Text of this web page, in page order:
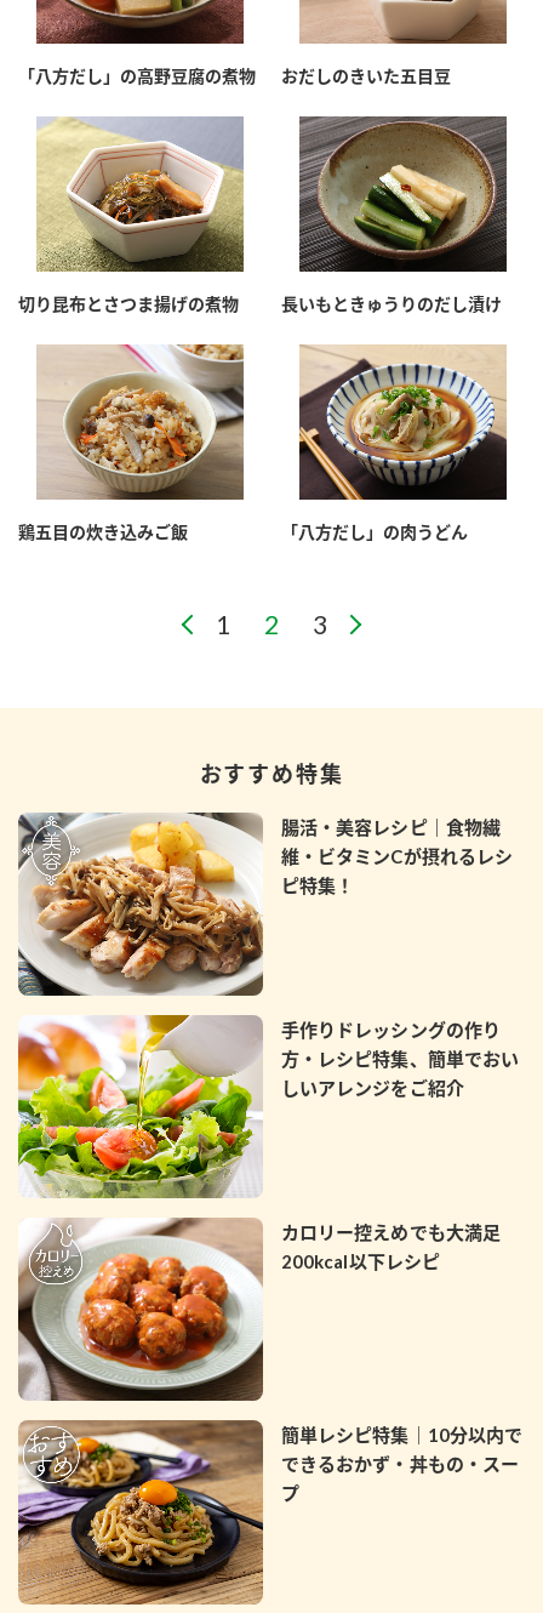
「八方だし」の高野豆腐の煮物 おだしのきいた五目豆
切り昆布とさつま揚げの煮物 長いもときゅうりのだし漬け
鶏五目の炊き込みご飯 「八方だし」の肉うどん
おすすめ特集
腸活・美容レシピ｜食物繊
維・ビタミンCが摂れるレシ
ピ特集！
手作りドレッシングの作り
方・レシピ特集、簡単でおい
しいアレンジをご紹介
カロリー控えめでも大満足
200kcal以下レシピ
簡単レシピ特集｜10分以内で
できるおかず・丼もの・スー
プ